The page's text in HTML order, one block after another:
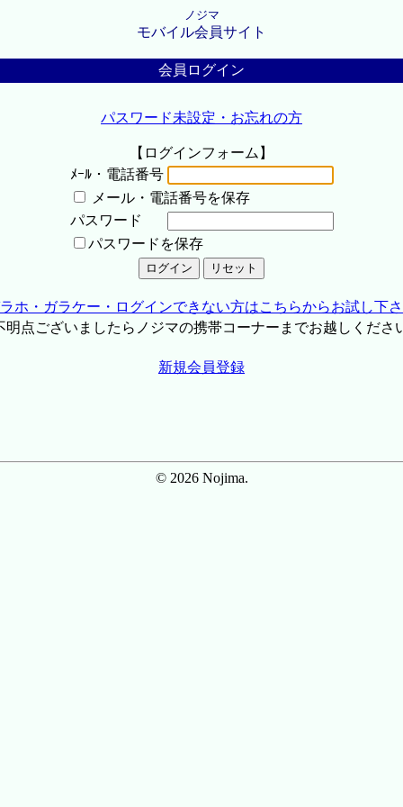
ノジマ
モバイル会員サイト
会員ログイン
パスワード未設定・お忘れの方
【ログインフォーム】
ﾒｰﾙ・電話番号
メール・電話番号を保存
パスワード
パスワードを保存
ホ・ガラケー・ログインできない方はこちらからお試し下
点ございましたらノジマの携帯コーナーまでお越しくださ
新規会員登録
© 2026 Nojima.